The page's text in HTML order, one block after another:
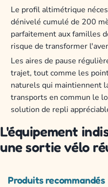
Le profil altimétrique
dénivelé cumulé de 200
parfaitement aux familles
risque de transformer
Les aires de pause
trajet, tout comme les
naturels qui maintiennent
transports en commun le
solution de repli
L'équipement
une sortie vélo
Produits recommandés